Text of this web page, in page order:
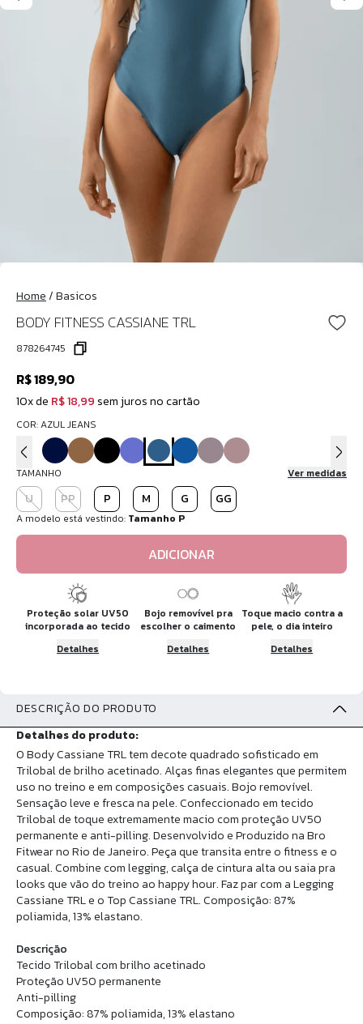
Home/Basicos
BODY FITNESS CASSIANE TRL
878264745
R$ 189,90
10x de R$ 18,99 sem juros no cartão
COR: AZUL JEANS
TAMANHO Ver medidas
U PP P M G GG
A modelo está vestindo: Tamanho P
ADICIONAR
Proteção solar UV50
incorporada ao tecido
Detalhes
Bojo removível pra
escolher o caimento
Detalhes
Toque macio contra a
pele, o dia inteiro
Detalhes
DESCRIÇÃO DO PRODUTO
Detalhes do produto:
O Body Cassiane TRL tem decote quadrado sofisticado em
Trilobal de brilho acetinado. Alças finas elegantes que permitem
uso no treino e em composições casuais. Bojo removível.
Sensação leve e fresca na pele. Confeccionado em tecido
Trilobal de toque extremamente macio com proteção UV50
permanente e anti-pilling. Desenvolvido e Produzido na Bro
Fitwear no Rio de Janeiro. Peça que transita entre o fitness e o
casual. Combine com legging, calça de cintura alta ou saia pra
looks que vão do treino ao happy hour. Faz par com a Legging
Cassiane TRL e o Top Cassiane TRL. Composição: 87%
poliamida, 13% elastano.
Descrição
Tecido Trilobal com brilho acetinado
Proteção UV50 permanente
Anti-pilling
Composição: 87% poliamida, 13% elastano